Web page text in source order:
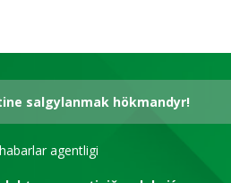
salgylanmak hökmandyr!
agentligi